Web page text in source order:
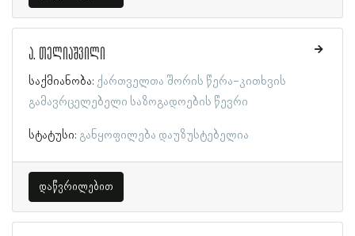
ა. თელიაშვილი
საქმიანობა: ქართველთა შორის წერა-კითხვის
გამავრცელებელი საზოგადოების წევრი
სტატუსი: განყოფილება დაუზუსტებელია
დაწვრილებით